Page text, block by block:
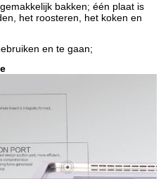
bakken; één plaat is
het roosteren, het koken en
en te gaan;